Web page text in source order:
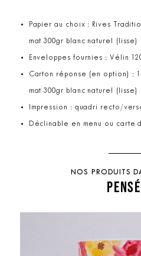
Papier au choix : Rives
mat 300gr blanc naturel (lisse)
Enveloppes fournies : Vélin
Carton réponse (en option) :
mat 300gr blanc naturel (lisse)
Impression : quadri recto/
Déclinable en menu ou carte
NOS PRODUITS